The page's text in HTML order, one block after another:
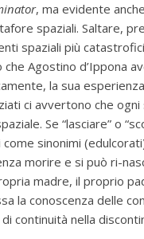
, ma evidente
spaziali. Saltare,
spaziali più
Agostino d’Ippona
la sua
ci avvertono che
Se “lasciare” o
sinonimi
morire e si può ri-
madre, il proprio
la conoscenza delle
continuità nella